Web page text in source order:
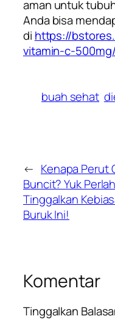
aman untuk
Anda bisa
di https://
vitamin-c-500mg/
buah sehat
← Kenapa Perut
Buncit? Yuk
Tinggalkan
Buruk Ini!
Komentar
Tinggalkan